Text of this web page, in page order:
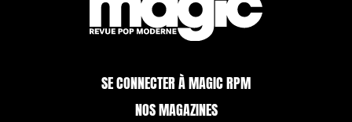
SE CONNECTER À MAGIC RPM
NOS MAGAZINES